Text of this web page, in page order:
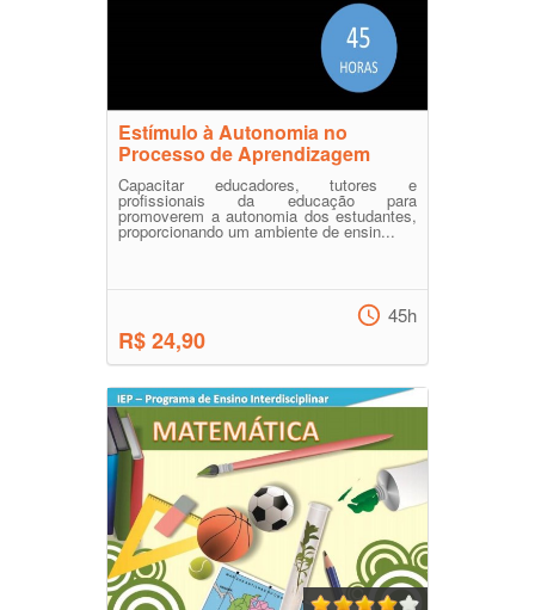
Estímulo à Autonomia no
Processo de Aprendizagem
Capacitar educadores, tutores e
profissionais da educação para
promoverem a autonomia dos estudantes,
proporcionando um ambiente de ensin...
R$ 24,90
45h